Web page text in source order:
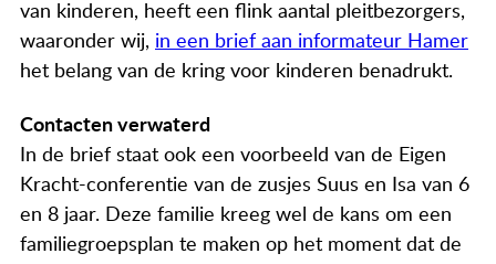
van kinderen, heeft een flink aantal pleitbezorgers,
waaronder wij, in een brief aan informateur Hamer
het belang van de kring voor kinderen benadrukt.
Contacten verwaterd
In de brief staat ook een voorbeeld van de Eigen
Kracht-conferentie van de zusjes Suus en Isa van 6
en 8 jaar. Deze familie kreeg wel de kans om een
familiegroepsplan te maken op het moment dat de